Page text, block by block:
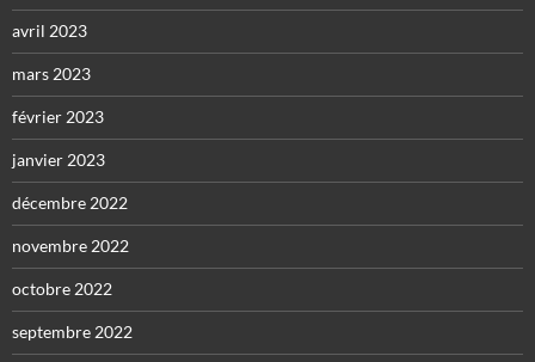
avril 2023
mars 2023
février 2023
janvier 2023
décembre 2022
novembre 2022
octobre 2022
septembre 2022